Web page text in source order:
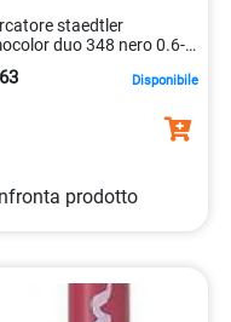
staedtler
duo 348 nero 0.6-
Disponibile
prodotto